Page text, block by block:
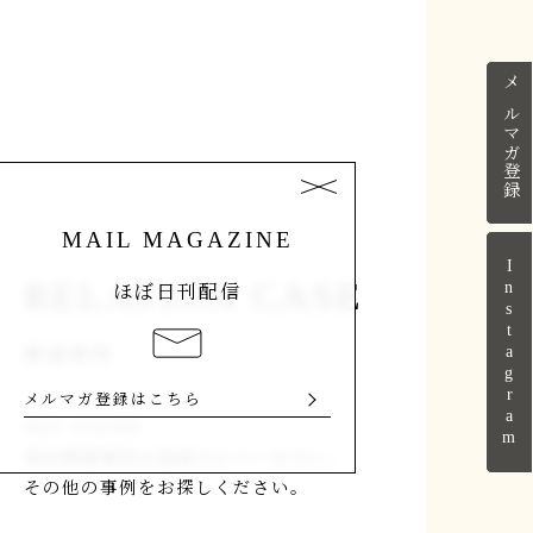
メルマガ登録
Instagram
RELATION CASE
その他の事例をお探しください。
MAIL MAGAZINE
ほぼ日刊配信
メルマガ登録はこちら